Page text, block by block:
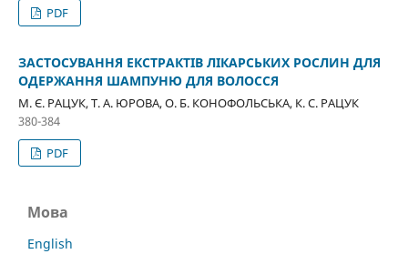
PDF
ЗАСТОСУВАННЯ ЕКСТРАКТІВ ЛІКАРСЬКИХ РОСЛИН ДЛЯ
ОДЕРЖАННЯ ШАМПУНЮ ДЛЯ ВОЛОССЯ
М. Є. РАЦУК, Т. А. ЮРОВА, О. Б. КОНОФОЛЬСЬКА, К. С. РАЦУК
380-384
PDF
Мова
English